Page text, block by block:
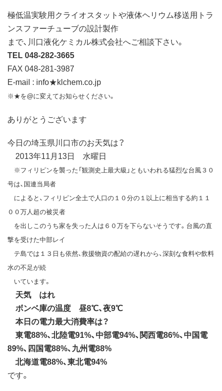
極低温実験用クライオスタットや液体ヘリウム移送用トラ
ンスファーチューブの設計製作
まで、川口液化ケミカル株式会社へご相談下さい。
TEL 048-282-3665
FAX 048-281-3987
E-mail : info★klchem.co.jp
※★を@に変えてお知らせください。
ありがとうございます
今日の埼玉県川口市のお天気は？
2013年11月13日 水曜日
※フィリピンを襲った「観測史上最大級」ともいわれる猛烈な台風３０
号は、国連当局者
によると、フィリピン全土で人口の１０分の１以上に相当する約１１
００万人超の被災者
を出しこのうち家を失った人は６０万を下らないそうです。台風の直
撃を受けた中部レイ
テ島では１３日も依然、救援物資の配給の遅れから、深刻な食料や飲料
水の不足が続
いています。
天気 はれ
ボンベ庫の温度 昼8℃、夜9℃
本日の電力最大消費率は？
東電88%、北陸電91%、中部電94%、関西電86%、中国電
89%、四国電88%、九州電88%
北海道電88%、東北電94%
です。